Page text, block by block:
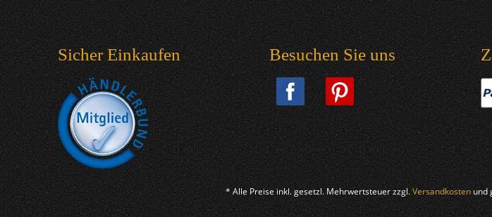
Sicher Einkaufen Besuchen Sie uns
* Alle Preise inkl. gesetzl. Mehrwertsteuer zzgl.Versandkostenund